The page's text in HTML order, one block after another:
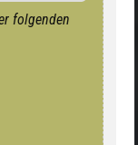
folgenden